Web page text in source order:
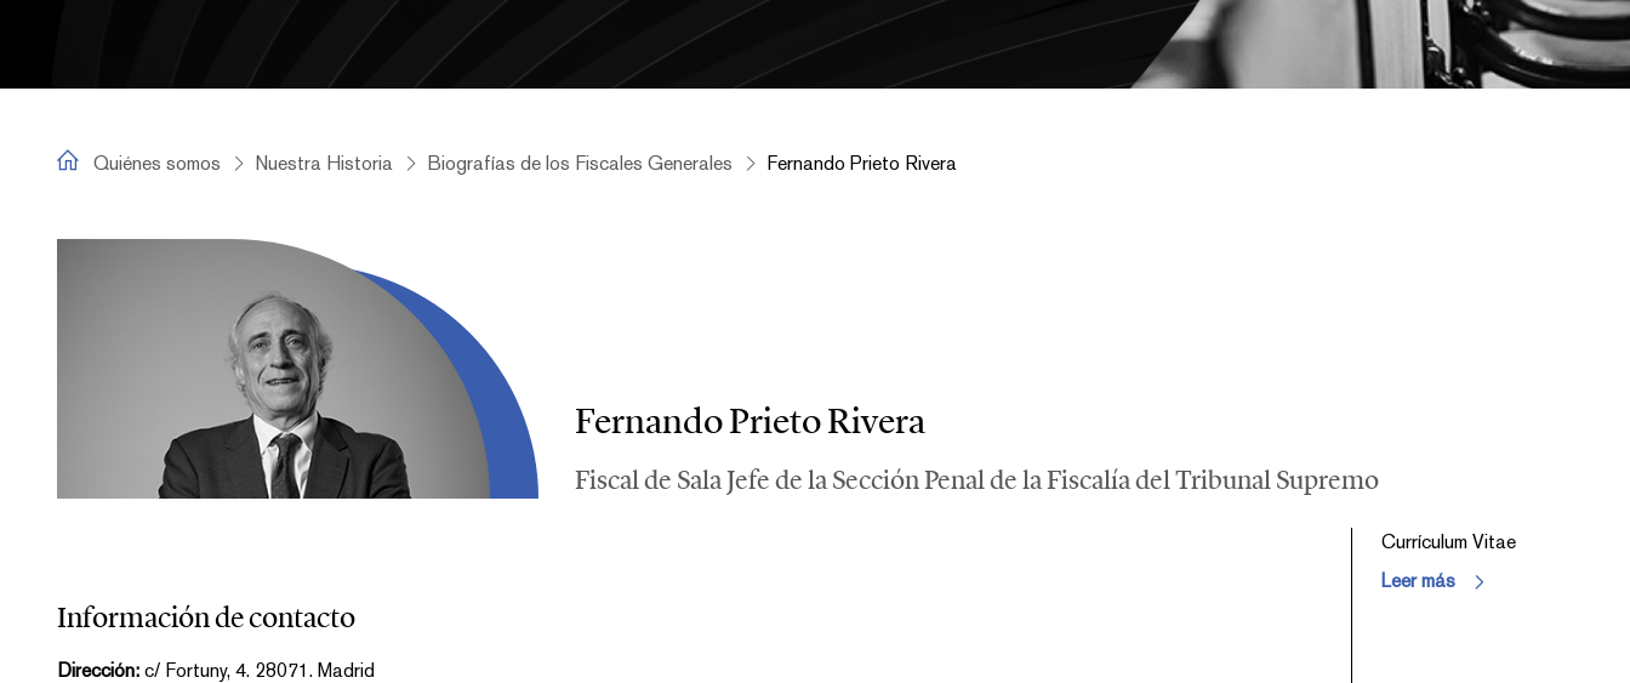
Fernando Prieto Rivera
Quiénes somos Nuestra Historia Biografías de los Fiscales Generales Fernando Prieto Rivera
Fernando Prieto Rivera
Fernando Prieto Rivera
Fiscal de Sala Jefe de la Sección Penal de la Fiscalía del Tribunal Supremo
Información de contacto
Dirección: c/ Fortuny, 4. 28071. Madrid
Currículum Vitae
Leer más